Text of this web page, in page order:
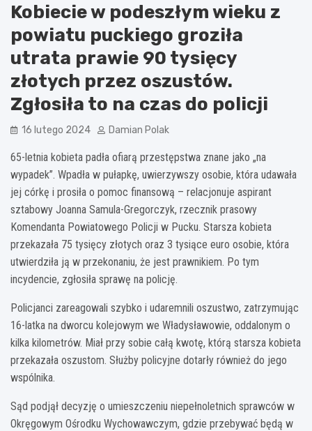
Kobiecie w podeszłym wieku z
powiatu puckiego groziła
utrata prawie 90 tysięcy
złotych przez oszustów.
Zgłosiła to na czas do policji
16 lutego 2024 Damian Polak
65-letnia kobieta padła ofiarą przestępstwa znane jako „na
wypadek”. Wpadła w pułapkę, uwierzywszy osobie, która udawała
jej córkę i prosiła o pomoc finansową – relacjonuje aspirant
sztabowy Joanna Samula-Gregorczyk, rzecznik prasowy
Komendanta Powiatowego Policji w Pucku. Starsza kobieta
przekazała 75 tysięcy złotych oraz 3 tysiące euro osobie, która
utwierdziła ją w przekonaniu, że jest prawnikiem. Po tym
incydencie, zgłosiła sprawę na policję.
Policjanci zareagowali szybko i udaremnili oszustwo, zatrzymując
16-latka na dworcu kolejowym we Władysławowie, oddalonym o
kilka kilometrów. Miał przy sobie całą kwotę, którą starsza kobieta
przekazała oszustom. Służby policyjne dotarły również do jego
wspólnika.
Sąd podjął decyzję o umieszczeniu niepełnoletnich sprawców w
Okręgowym Ośrodku Wychowawczym, gdzie przebywać będą w